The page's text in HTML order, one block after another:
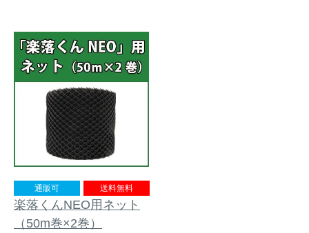
通販可 送料無料
楽落くんNEO用ネット
（50m巻×2巻）
クマ対策
ハクビシン対策
タヌキ対策
アナグマ対策